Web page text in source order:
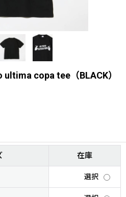
copa tee（BLACK）
在庫
選択